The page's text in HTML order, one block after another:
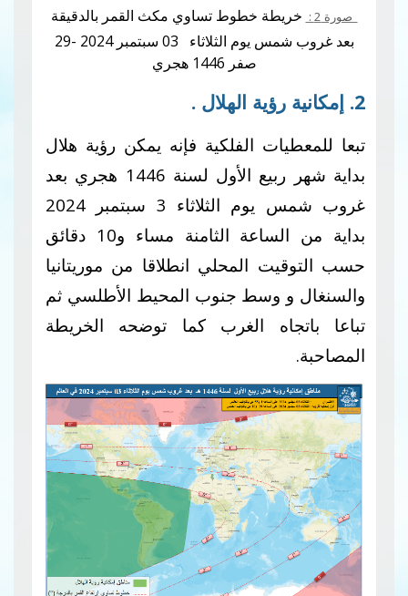
صورة 2 :
خريطة خطوط تساوي مكث القمر بالدقيقة
بعد غروب شمس يوم الثلاثاء 03
سبتمبر 2024 -29
صفر 1446 هجري
2. إمكانية رؤية الهلال .
تبعا للمعطيات الفلكية فإنه يمكن رؤية هلال
بداية شهر ربيع الأول لسنة 1446 هجري بعد
غروب شمس يوم الثلاثاء 3 سبتمبر 2024
بداية من الساعة الثامنة مساء و10 دقائق
حسب التوقيت المحلي انطلاقا من موريتانيا
والسنغال و وسط جنوب المحيط الأطلسي ثم
تباعا باتجاه الغرب كما توضحه الخريطة
المصاحبة.